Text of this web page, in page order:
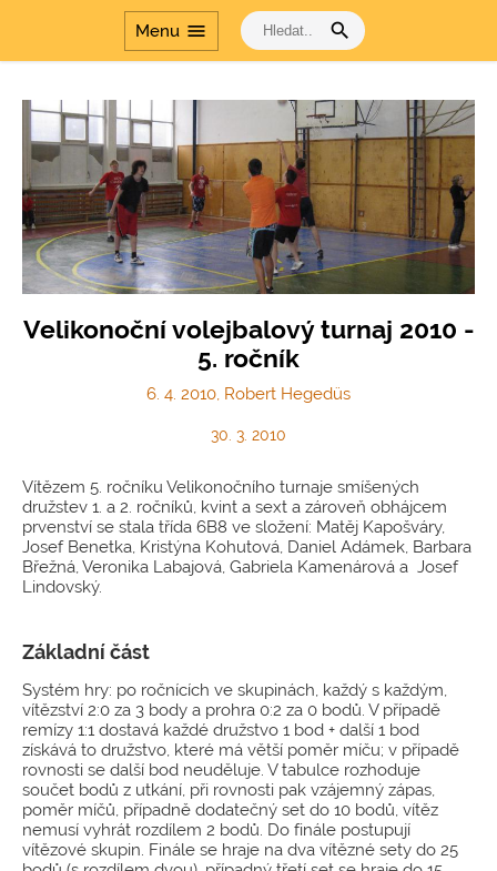
Menu menu search
Velikonoční volejbalový turnaj 2010 -
5. ročník
6. 4. 2010, Robert Hegedüs
30. 3. 2010
Vítězem 5. ročníku Velikonočního turnaje smíšených
družstev 1. a 2. ročníků, kvint a sext a zároveň obhájcem
prvenství se stala třída 6B8 ve složení: Matěj Kapošváry,
Josef Benetka, Kristýna Kohutová, Daniel Adámek, Barbara
Břežná, Veronika Labajová, Gabriela Kamenárová a Josef
Lindovský.
Základní část
Systém hry: po ročnících ve skupinách, každý s každým,
vítězství 2:0 za 3 body a prohra 0:2 za 0 bodů. V případě
remízy 1:1 dostavá každé družstvo 1 bod + další 1 bod
získává to družstvo, které má větší poměr míču; v případě
rovnosti se další bod neuděluje. V tabulce rozhoduje
součet bodů z utkání, při rovnosti pak vzájemný zápas,
poměr míčů, případně dodatečný set do 10 bodů, vítěz
nemusí vyhrát rozdílem 2 bodů. Do finále postupují
vítězové skupin. Finále se hraje na dva vítězné sety do 25